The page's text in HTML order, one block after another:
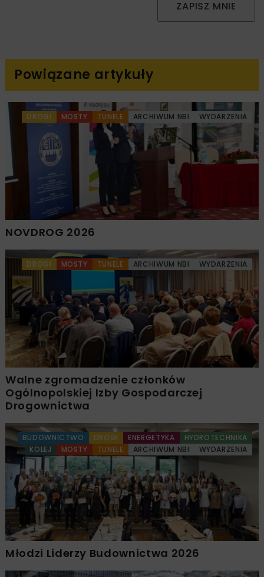
ZAPISZ MNIE
Powiązane artykuły
DROGI MOSTY TUNELE ARCHIWUM NBI WYDARZENIA
NOVDROG 2026
DROGI MOSTY TUNELE ARCHIWUM NBI WYDARZENIA
Walne zgromadzenie członków
Ogólnopolskiej Izby Gospodarczej
Drogownictwa
BUDOWNICTWO DROGI ENERGETYKA
HYDROTECHNIKA
KOLEJ
MOSTY TUNELE ARCHIWUM NBI WYDARZENIA
Młodzi Liderzy Budownictwa 2026